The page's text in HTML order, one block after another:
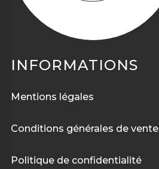
INFORMATIONS
Mentions légales
Conditions générales de vente
Politique de confidentialité